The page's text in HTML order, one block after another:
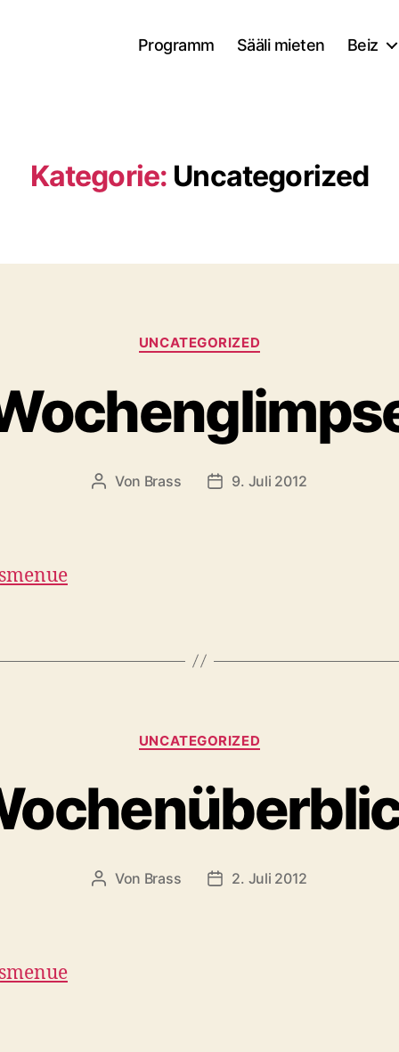
Programm Sääli mieten Beiz
Kategorie: Uncategorized
UNCATEGORIZED
Von Brass 9. Juli 2012
UNCATEGORIZED
Von Brass 2. Juli 2012